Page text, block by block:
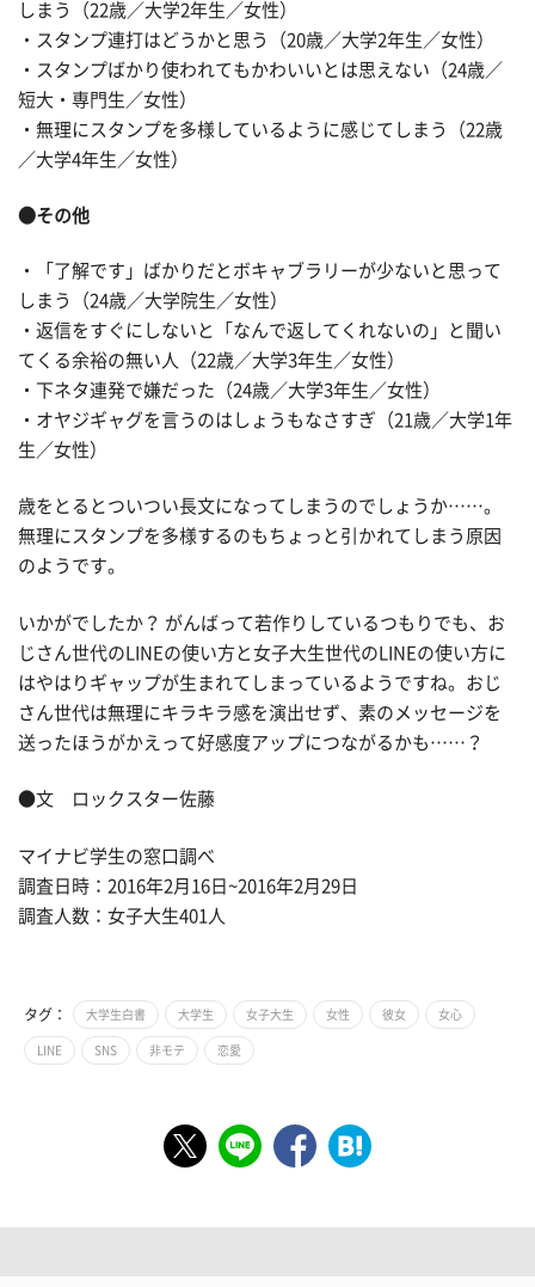
しまう（22歳／大学2年生／女性）
・スタンプ連打はどうかと思う（20歳／大学2年生／女性）
・スタンプばかり使われてもかわいいとは思えない（24歳／
短大・専門生／女性）
・無理にスタンプを多様しているように感じてしまう（22歳
／大学4年生／女性）
●その他
・「了解です」ばかりだとボキャブラリーが少ないと思って
しまう（24歳／大学院生／女性）
・返信をすぐにしないと「なんで返してくれないの」と聞い
てくる余裕の無い人（22歳／大学3年生／女性）
・下ネタ連発で嫌だった（24歳／大学3年生／女性）
・オヤジギャグを言うのはしょうもなさすぎ（21歳／大学1年
生／女性）
歳をとるとついつい長文になってしまうのでしょうか……。
無理にスタンプを多様するのもちょっと引かれてしまう原因
のようです。
いかがでしたか？ がんばって若作りしているつもりでも、お
じさん世代のLINEの使い方と女子大生世代のLINEの使い方に
はやはりギャップが生まれてしまっているようですね。おじ
さん世代は無理にキラキラ感を演出せず、素のメッセージを
送ったほうがかえって好感度アップにつながるかも……？
●文 ロックスター佐藤
マイナビ学生の窓口調べ
調査日時：2016年2月16日~2016年2月29日
調査人数：女子大生401人
タグ： 大学生白書 大学生 女子大生 女性 彼女 女心
LINE SNS 非モテ 恋愛